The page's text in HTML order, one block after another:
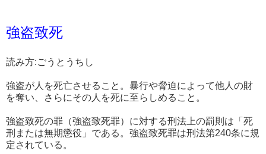
強盗致死
読み方:ごうとうちし
強盗が人を死亡させること。暴行や脅迫によって他人の財
を奪い、さらにその人を死に至らしめること。
強盗致死の罪（強盗致死罪）に対する刑法上の罰則は「死
刑または無期懲役」である。強盗致死罪は刑法第240条に規
定されている。